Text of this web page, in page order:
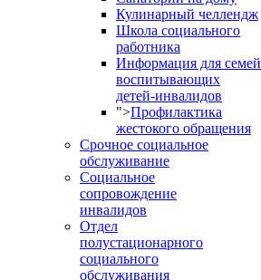
Кулинарный челлендж
Школа социального
работника
Информация для семей
воспитывающих
детей-инвалидов
">Профилактика
жестокого обращения
Срочное социальное
обслуживание
Социальное
сопровождение
инвалидов
Отдел
полустационарного
социального
обслуживания